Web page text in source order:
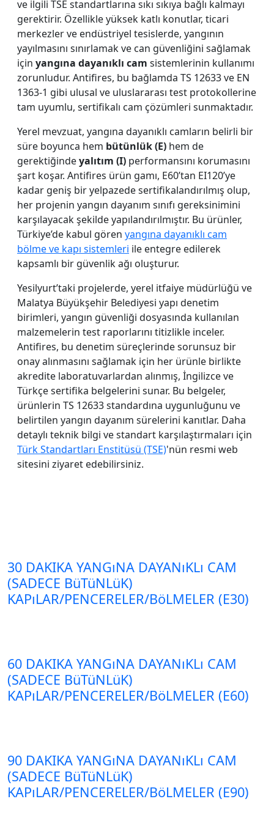
ve ilgili TSE standartlarına sıkı sıkıya bağlı kalmayı
gerektirir. Özellikle yüksek katlı konutlar, ticari
merkezler ve endüstriyel tesislerde, yangının
yayılmasını sınırlamak ve can güvenliğini sağlamak
için yangına dayanıklı cam sistemlerinin kullanımı
zorunludur. Antifires, bu bağlamda TS 12633 ve EN
1363-1 gibi ulusal ve uluslararası test protokollerine
tam uyumlu, sertifikalı cam çözümleri sunmaktadır.
Yerel mevzuat, yangına dayanıklı camların belirli bir
süre boyunca hem bütünlük (E) hem de
gerektiğindeyalıtım (I) performansını korumasını
şart koşar. Antifires ürün gamı, E60’tan EI120’ye
kadar geniş bir yelpazede sertifikalandırılmış olup,
her projenin yangın dayanım sınıfı gereksinimini
karşılayacak şekilde yapılandırılmıştır. Bu ürünler,
Türkiye’de kabul gören yangına dayanıklı cam
bölme ve kapı sistemleri ile entegre edilerek
kapsamlı bir güvenlik ağı oluşturur.
Yesilyurt’taki projelerde, yerel itfaiye müdürlüğü ve
Malatya Büyükşehir Belediyesi yapı denetim
birimleri, yangın güvenliği dosyasında kullanılan
malzemelerin test raporlarını titizlikle inceler.
Antifires, bu denetim süreçlerinde sorunsuz bir
onay alınmasını sağlamak için her ürünle birlikte
akredite laboratuvarlardan alınmış, İngilizce ve
Türkçe sertifika belgelerini sunar. Bu belgeler,
ürünlerin TS 12633 standardına uygunluğunu ve
belirtilen yangın dayanım sürelerini kanıtlar. Daha
detaylı teknik bilgi ve standart karşılaştırmaları için
Türk Standartları Enstitüsü (TSE)'nün resmi web
sitesini ziyaret edebilirsiniz.
30 DAKIKA YANGıNA DAYANıKLı CAM
(SADECE BüTüNLüK)
KAPıLAR/PENCERELER/BöLMELER (E30)
60 DAKIKA YANGıNA DAYANıKLı CAM
(SADECE BüTüNLüK)
KAPıLAR/PENCERELER/BöLMELER (E60)
90 DAKIKA YANGıNA DAYANıKLı CAM
(SADECE BüTüNLüK)
KAPıLAR/PENCERELER/BöLMELER (E90)